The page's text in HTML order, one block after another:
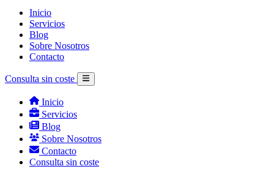
Inicio
Servicios
Blog
Sobre Nosotros
Contacto
Consulta sin coste
Inicio
Servicios
Blog
Sobre Nosotros
Contacto
Consulta sin coste